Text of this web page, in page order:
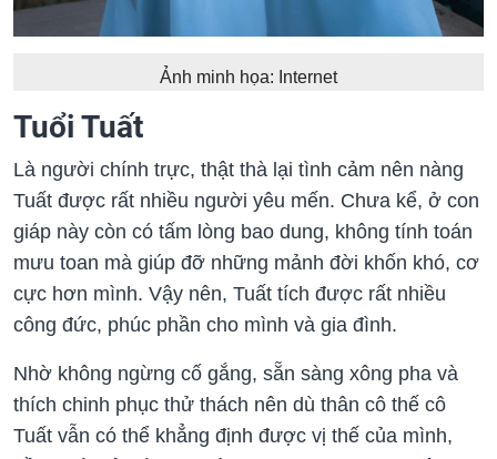
Ảnh minh họa: Internet
Tuổi Tuất
Là người chính trực, thật thà lại tình cảm nên nàng
Tuất được rất nhiều người yêu mến. Chưa kể, ở con
giáp này còn có tấm lòng bao dung, không tính toán
mưu toan mà giúp đỡ những mảnh đời khốn khó, cơ
cực hơn mình. Vậy nên, Tuất tích được rất nhiều
công đức, phúc phần cho mình và gia đình.
Nhờ không ngừng cố gắng, sẵn sàng xông pha và
thích chinh phục thử thách nên dù thân cô thế cô
Tuất vẫn có thể khẳng định được vị thế của mình,